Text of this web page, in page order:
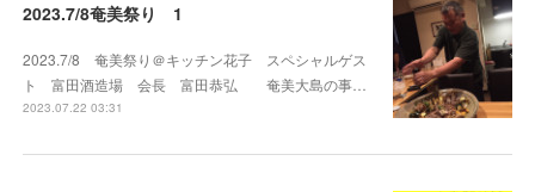
2023.7/8奄美祭り 1
2023.7/8 奄美祭り＠キッチン花子 スペシャルゲス
ト 富田酒造場 会長 富田恭弘 奄美大島の事…
2023.07.22 03:31